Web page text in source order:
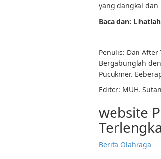
yang dangkal dan
Baca dan:
Penulis: Dan
Bergabunglah
Pucukmer.
Editor: MUH. Sutan
website
Berita Olahraga